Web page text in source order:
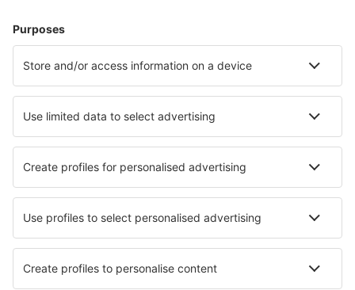
Cazare în Italia - Orașe populare
Cazare în Napoli Cazare în Palermo Cazare în Milano
Cazare în Florenţa Cazare în Roma
Cazare în Castiglione della Pescaia Cazare în Caorle
Cele mai bune locuri de cazare - orașe
Cazare în Rognan Cazare în Esparraguera